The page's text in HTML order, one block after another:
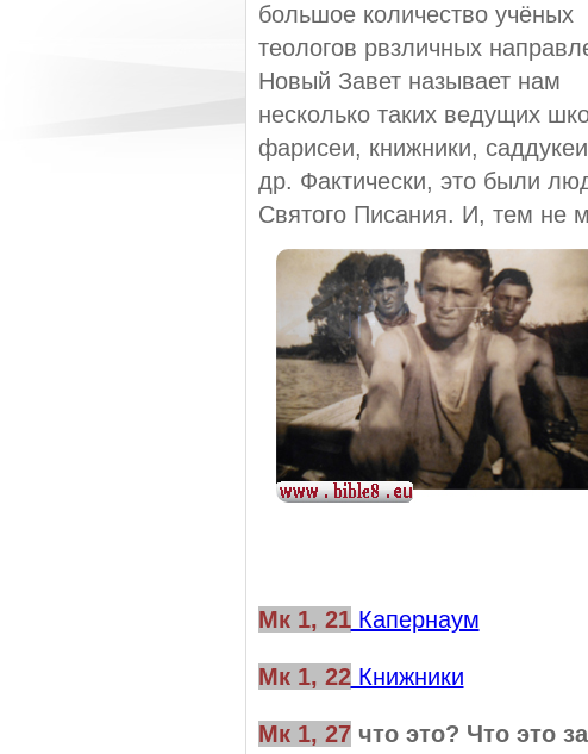
большое количество учёных
теологов рвзличных
Новый Завет называет нам
несколько таких ведущих
фарисеи, книжники,
др. Фактически, это были
Святого Писания. И, тем не
Мк 1, 21Капернаум
Мк 1, 22Книжники
Мк 1, 27 что это? Что это